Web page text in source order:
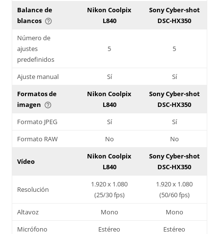
Balance de
blancos help_outline
Nikon Coolpix
L840
Sony Cyber-shot
DSC-HX350
Número de
ajustes
predefinidos
5 5
Ajuste manual Sí
Sí
Formatos de
imagen help_outline
Nikon Coolpix
L840
Sony Cyber-shot
DSC-HX350
Formato JPEG
Sí
Sí
Formato RAW
No No
Vídeo
Nikon Coolpix
L840
Sony Cyber-shot
DSC-HX350
Resolución
1.920 x 1.080
(25/30 fps)
1.920 x 1.080
(50/60 fps)
Altavoz
Mono
Mono
Micrófono
Estéreo
Estéreo